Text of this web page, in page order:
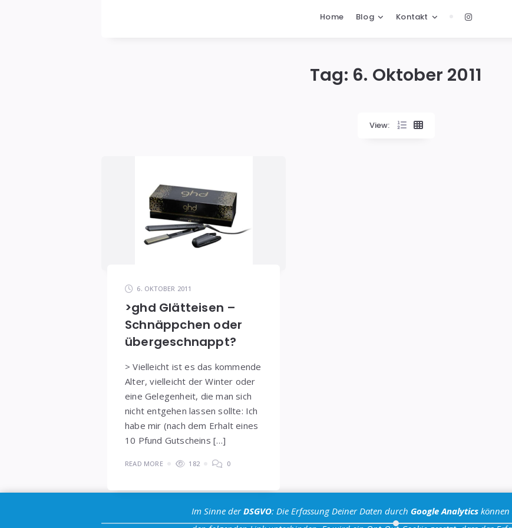
Home Blog Kontakt
Tag: 6. Oktober 2011
View:
6. OKTOBER 2011
>ghd Glätteisen –
Schnäppchen oder
übergeschnappt?
> Vielleicht ist es das kommende
Alter, vielleicht der Winter oder
eine Gelegenheit, die man sich
nicht entgehen lassen sollte: Ich
habe mir (nach dem Erhalt eines
10 Pfund Gutscheins […]
READ MORE 182 0
Im Sinne derDSGVO: Die Erfassung Deiner Daten durch Google Analytics können